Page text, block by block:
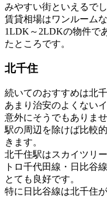
みやすい街といえるでし
賃貸相場はワンルーム
1LDK～2LDKの物件で
たところです。
北千住
続いてのおすすめは北千
あまり治安のよくない
意外にそうでもありませ
駅の周辺を除けば比較
きます。
北千住駅はスカイツリ
トロ千代田線・日比谷
とても良好です。
特に日比谷線は北千住